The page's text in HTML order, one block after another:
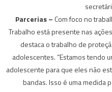
Parcerias – Com foco no
Trabalho está presente nas
destaca o trabalho de
adolescentes. “Estamos tendo
adolescente para que eles não
bandas. Isso é uma medida